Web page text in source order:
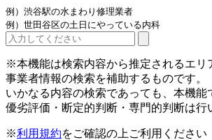
例）渋谷駅の水まわり修理業者
例）世田谷区の土日にやっている内科
※本機能は検索内容から推定されるエリ
事業者情報の検索を補助するものです。
いかなる内容の検索であっても、本機能
優劣評価・断定的判断・専門的判断は行
※利用規約をご確認の上ご利用ください